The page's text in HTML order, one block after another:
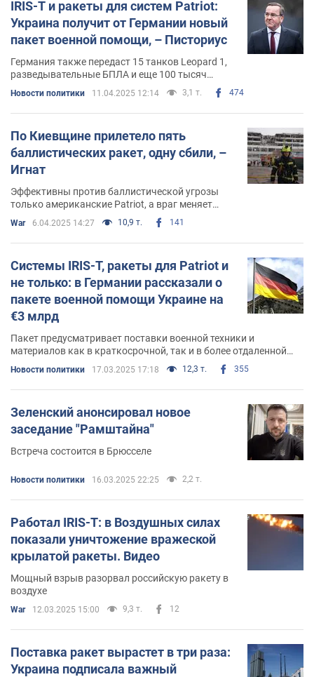
IRIS-T и ракеты для систем Patriot:
Украина получит от Германии новый
пакет военной помощи, – Писториус
Германия также передаст 15 танков Leopard 1,
разведывательные БПЛА и еще 100 тысяч
Новости политики 11.04.2025 12:14 3,1 т. 474
По Киевщине прилетело пять
баллистических ракет, одну сбили, –
Игнат
Эффективны против баллистической угрозы
только американские Patriot, а враг меняет
тактику и модернизирует ракеты
War 6.04.2025 14:27 10,9 т. 141
Системы IRIS-T, ракеты для Patriot и
не только: в Германии рассказали о
пакете военной помощи Украине на
€3 млрд
Пакет предусматривает поставки военной техники и
материалов как в краткосрочной, так и в более отдаленной
Новости политики 17.03.2025 17:18 12,3 т. 355
Зеленский анонсировал новое
заседание "Рамштайна"
Встреча состоится в Брюсселе
Новости политики 16.03.2025 22:25 2,2 т.
Работал IRIS-T: в Воздушных силах
показали уничтожение вражеской
крылатой ракеты. Видео
Мощный взрыв разорвал российскую ракету в
воздухе
War 12.03.2025 15:00 9,3 т. 12
Поставка ракет вырастет в три раза:
Украина подписала важный